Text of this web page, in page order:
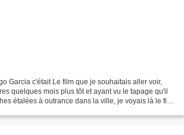
Garcia c'était Le film que je souhaitais aller voir,
quelques mois plus tôt et ayant vu le tapage qu'il
étalées à outrance dans la ville, je voyais là le film